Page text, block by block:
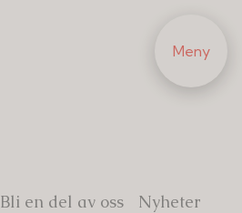
Meny
Bli en del av oss Nyheter